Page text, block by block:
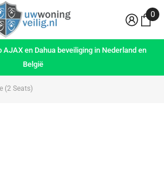
0
0
en Dahua beveiliging in Nederland en
België
(2 Seats)